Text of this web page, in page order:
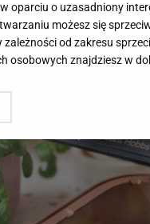
oparciu o uzasadniony
możesz się
od zakresu
osobowych znajdziesz w
na zainstalowanie i
do zarządzania
serwisu i przechodząc
ustawień przeglądarki.
przetwarzać dane